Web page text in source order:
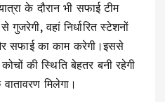
के दौरान भी सफाई टीम
वहां निर्धारित स्टेशनों
सफाई का काम करेगी।इससे
की स्थिति बेहतर बनी रहेगी
मिलेगा।